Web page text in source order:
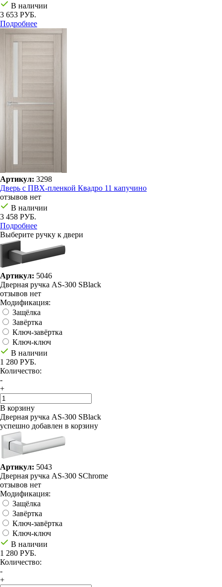
В наличии
3 653 РУБ.
Подробнее
Артикул: 3298
Дверь с ПВХ-пленкой Квадро 11 капучино
отзывов нет
В наличии
3 458 РУБ.
Подробнее
Выберите ручку к двери
Артикул: 5046
Дверная ручка AS-300 SBlack
отзывов нет
Модификация:
Защёлка
Завёртка
Ключ-завёртка
Ключ-ключ
В наличии
1 280 РУБ.
Количество:
-
+
В корзину
Дверная ручка AS-300 SBlack
успешно добавлен в корзину
Артикул: 5043
Дверная ручка AS-300 SChrome
отзывов нет
Модификация:
Защёлка
Завёртка
Ключ-завёртка
Ключ-ключ
В наличии
1 280 РУБ.
Количество:
-
+